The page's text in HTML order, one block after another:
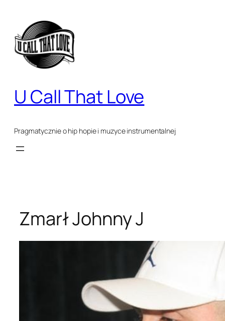
treści
U Call That Love
Pragmatycznie o hip hopie i muzyce instrumentalnej
Zmarł Johnny J